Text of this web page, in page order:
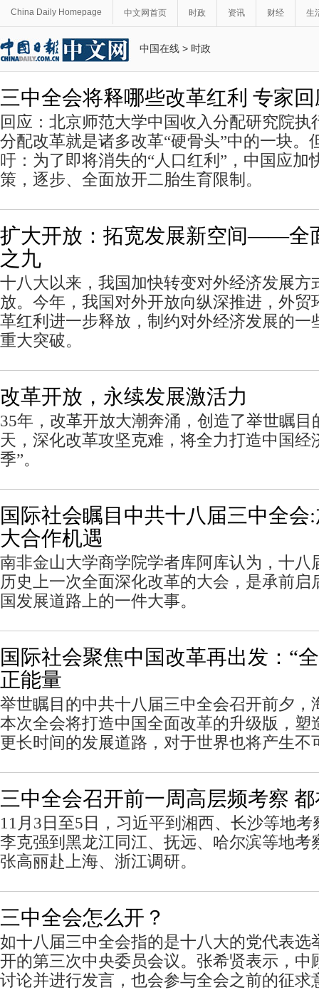
China Daily Homepage 中文网首页 时政 资讯 财经 生
中国在线 > 时政
三中全会将释哪些改革红利 专家
回应：北京师范大学中国收入分配研究院执
分配改革就是诸多改革“硬骨头”中的一块。
吁：为了即将消失的“人口红利”，中国应加
策，逐步、全面放开二胎生育限制。
扩大开放：拓宽发展新空间——全
之九
十八大以来，我国加快转变对外经济发展方
放。今年，我国对外开放向纵深推进，外贸
革红利进一步释放，制约对外经济发展的一
重大突破。
改革开放，永续发展激活力
35年，改革开放大潮奔涌，创造了举世瞩目
天，深化改革攻坚克难，将全力打造中国经
季”。
国际社会瞩目中共十八届三中全会
大合作机遇
南非金山大学商学院学者库阿库认为，十八
历史上一次全面深化改革的大会，是承前启
国发展道路上的一件大事。
国际社会聚焦中国改革再出发：“
正能量
举世瞩目的中共十八届三中全会召开前夕，
本次全会将打造中国全面改革的升级版，塑
更长时间的发展道路，对于世界也将产生不
三中全会召开前一周高层频考察
11月3日至5日，习近平到湘西、长沙等地考
李克强到黑龙江同江、抚远、哈尔滨等地考
张高丽赴上海、浙江调研。
三中全会怎么开？
如十八届三中全会指的是十八大的党代表选
开的第三次中央委员会议。张希贤表示，中
讨论并进行发言，也会参与全会之前的征求